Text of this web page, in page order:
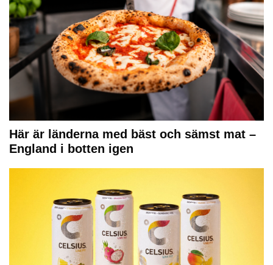
Här är länderna med bäst och sämst mat –
England i botten igen